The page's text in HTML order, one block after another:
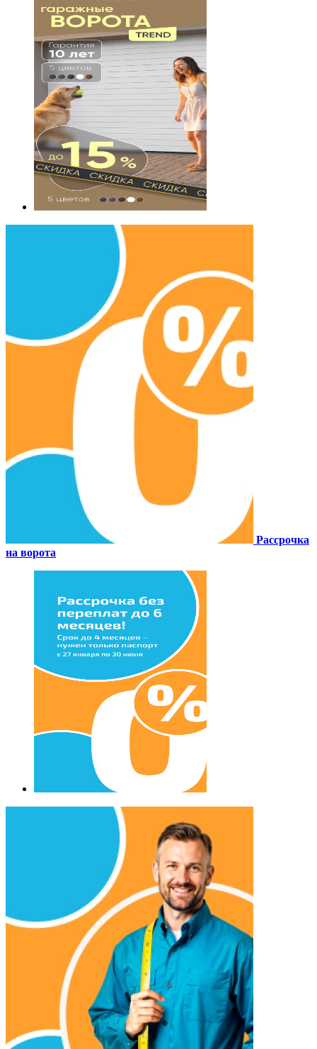
Рассрочка
на ворота